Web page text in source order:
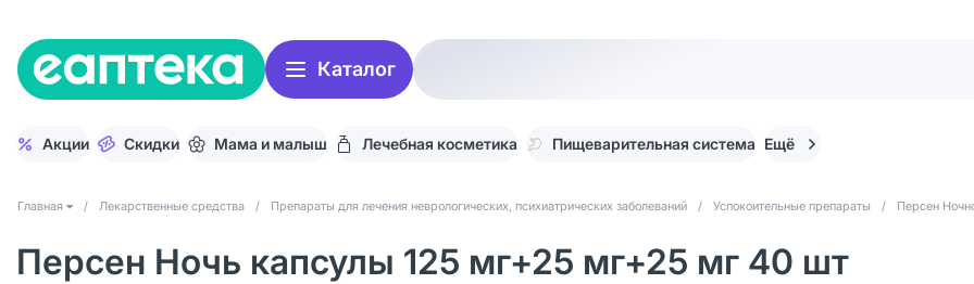
Каталог
Акции Скидки Мама и малыш Лечебная косметика Пищеварительная система Ещё
Главная / Лекарственные средства / Препараты для лечения неврологических, психиатрических заболеваний / Успокоительные препараты / Персен
Персен Ночь капсулы 125 мг+25 мг+25 мг 40 шт